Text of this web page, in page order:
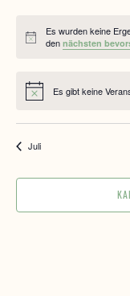
Hinweis
Es wurden keine
den nächsten
HinweisEs gibt keine
Juli